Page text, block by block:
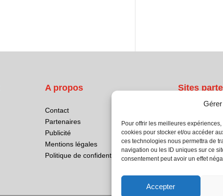
Pour offrir les meilleures
cookies pour stocker et/ou accéder
ces technologies nous permettra de
navigation ou les ID uniques sur ce
consentement peut avoir un effet
Accepter
A propos
Contact
Partenaires
Publicité
Mentions légales
Politique de confidentialité
Sites
Atrium
Kiosque 21
L'Atelier Bois
Planète
batijournal TV